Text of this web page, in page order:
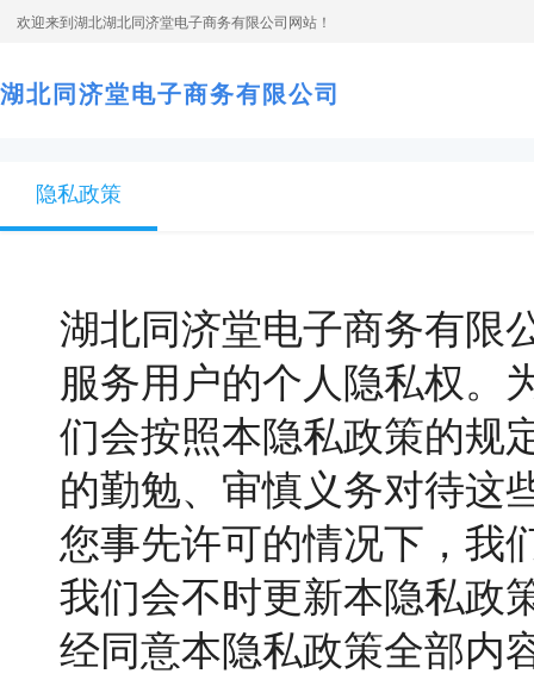
欢迎来到湖北湖北同济堂电子商务有限公司网站！
湖北同济堂电子商务有限公司
隐私政策
湖北同济堂电子商务有限
服务用户的个人隐私权。
们会按照本隐私政策的规
的勤勉、审慎义务对待这
您事先许可的情况下，我
我们会不时更新本隐私政
经同意本隐私政策全部内